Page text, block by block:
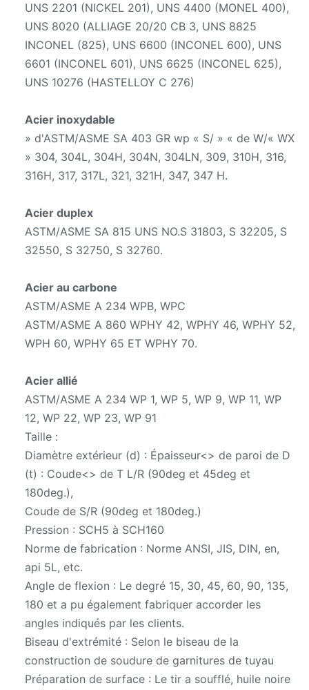
UNS 2201 (NICKEL 201), UNS 4400 (MONEL 400),
UNS 8020 (ALLIAGE 20/20 CB 3, UNS 8825
INCONEL (825), UNS 6600 (INCONEL 600), UNS
6601 (INCONEL 601), UNS 6625 (INCONEL 625),
UNS 10276 (HASTELLOY C 276)
Acier inoxydable
» d'ASTM/ASME SA 403 GR wp « S/ » « de W/« WX
» 304, 304L, 304H, 304N, 304LN, 309, 310H, 316,
316H, 317, 317L, 321, 321H, 347, 347 H.
Acier duplex
ASTM/ASME SA 815 UNS NO.S 31803, S 32205, S
32550, S 32750, S 32760.
Acier au carbone
ASTM/ASME A 234 WPB, WPC
ASTM/ASME A 860 WPHY 42, WPHY 46, WPHY 52,
WPH 60, WPHY 65 ET WPHY 70.
Acier allié
ASTM/ASME A 234 WP 1, WP 5, WP 9, WP 11, WP
12, WP 22, WP 23, WP 91
Taille :
Diamètre extérieur (d) : Épaisseur<> de paroi de D
(t) : Coude<> de T L/R (90deg et 45deg et
180deg.),
Coude de S/R (90deg et 180deg.)
Pression : SCH5 à SCH160
Norme de fabrication : Norme ANSI, JIS, DIN, en,
api 5L, etc.
Angle de flexion : Le degré 15, 30, 45, 60, 90, 135,
180 et a pu également fabriquer accorder les
angles indiqués par les clients.
Biseau d'extrémité : Selon le biseau de la
construction de soudure de garnitures de tuyau
Préparation de surface : Le tir a soufflé, huile noire